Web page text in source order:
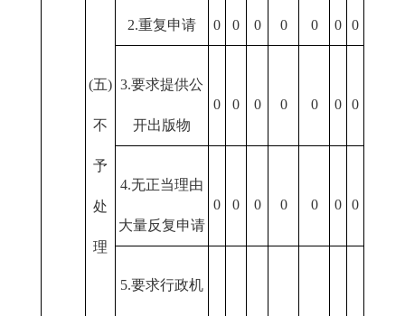
(五)
不
予
处
理
2.重复申请 0 0 0 0 0 0 0
3.要求提供公
开出版物
0 0 0 0 0 0 0
4.无正当理由
大量反复申请
0 0 0 0 0 0 0
5.要求行政机